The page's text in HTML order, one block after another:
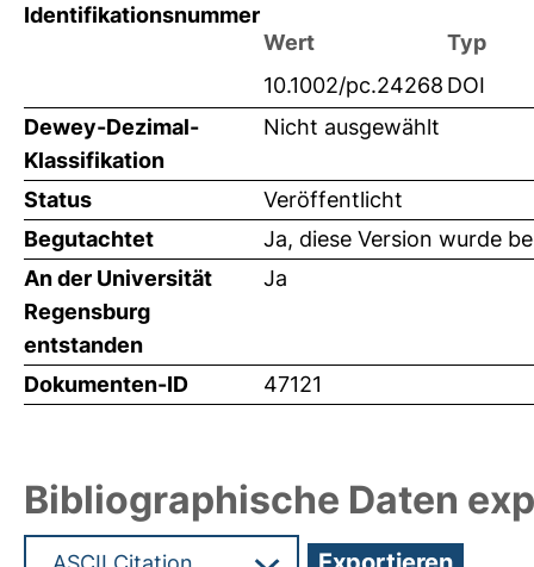
Identifikationsnummer
Wert
Typ
10.1002/pc.24268 DOI
Dewey-Dezimal-
Klassifikation
Nicht ausgewählt
Status
Veröffentlicht
Begutachtet
Ja, diese Version wurde
An der Universität
Regensburg
entstanden
Ja
Dokumenten-ID 47121
Bibliographische Daten